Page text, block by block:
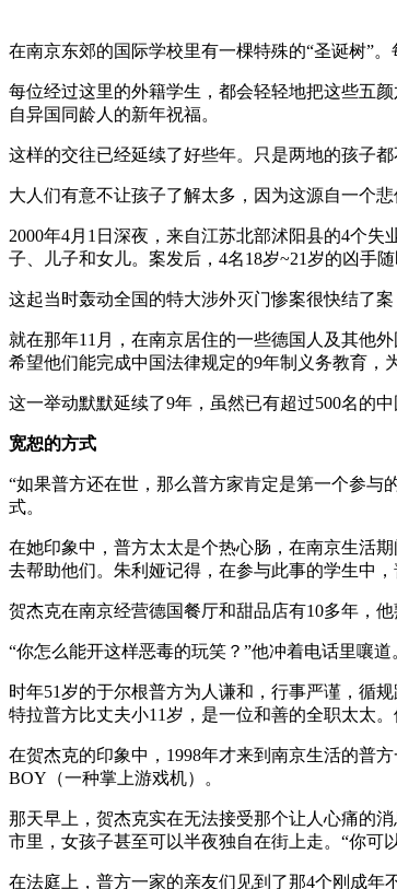
在南京东郊的国际学校里有一棵特殊的“圣诞树”
每位经过这里的外籍学生，都会轻轻地把这些五
自异国同龄人的新年祝福。
这样的交往已经延续了好些年。只是两地的孩子
大人们有意不让孩子了解太多，因为这源自一个
2000年4月1日深夜，来自江苏北部沭阳县的4个
子、儿子和女儿。案发后，4名18岁~21岁的凶手
这起当时轰动全国的特大涉外灭门惨案很快结了案
就在那年11月，在南京居住的一些德国人及其他
希望他们能完成中国法律规定的9年制义务教育，
这一举动默默延续了9年，虽然已有超过500名的
宽恕的方式
“如果普方还在世，那么普方家肯定是第一个参与
式。
在她印象中，普方太太是个热心肠，在南京生活
去帮助他们。朱利娅记得，在参与此事的学生中
贺杰克在南京经营德国餐厅和甜品店有10多年，
“你怎么能开这样恶毒的玩笑？”他冲着电话里嚷
时年51岁的于尔根普方为人谦和，行事严谨，循
特拉普方比丈夫小11岁，是一位和善的全职太太
在贺杰克的印象中，1998年才来到南京生活的普
BOY（一种掌上游戏机）。
那天早上，贺杰克实在无法接受那个让人心痛的
市里，女孩子甚至可以半夜独自在街上走。“你可
在法庭上，普方一家的亲友们见到了那4个刚成年